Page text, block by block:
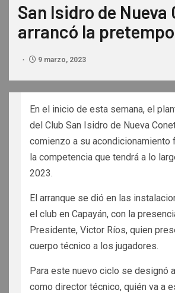
San Isidro de Nueva
arrancó la
9 marzo, 2023
En el inicio de esta semana, el
del Club San Isidro de Nueva
comienzo a su acondicionamiento
la competencia que tendrá a lo
2023.
El arranque se dió en las
el club en Capayán, con la
Presidente, Victor Ríos, quien
cuerpo técnico a los jugadores.
Para este nuevo ciclo se designó
como director técnico, quién va a